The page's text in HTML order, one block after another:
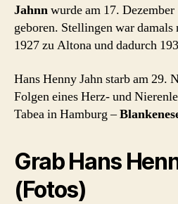
Jahnnwurde am 17.
geboren. Stellingen war
1927 zu Altona und dadurch
Hans Henny Jahn starb am 29.
Folgen eines Herz- und
Tabea in Hamburg –
Grab Hans
(Fotos)